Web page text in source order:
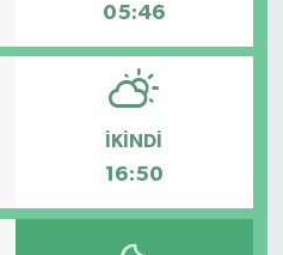
05:46
İKINDI
16:50